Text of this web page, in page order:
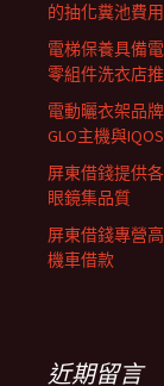
的抽化糞池費
電梯保養具備
零組件洗衣店
電動曬衣架品
GLO主機與
屏東借錢提供各
眼鏡集品質
屏東借錢專營
機車借款
近期留言